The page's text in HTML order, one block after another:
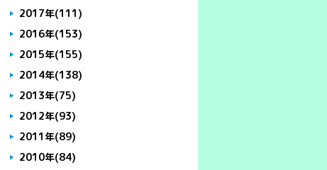
2017年(111)
2016年(153)
2015年(155)
2014年(138)
2013年(75)
2012年(93)
2011年(89)
2010年(84)